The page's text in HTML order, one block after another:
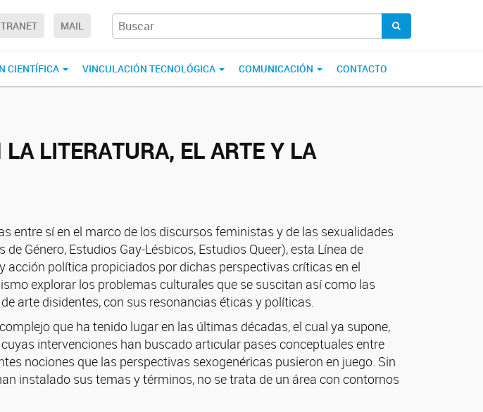
MAIL
CIENTÍFICA VINCULACIÓN TECNOLÓGICA COMUNICACIÓN CONTACTO
LITERATURA, EL ARTE Y LA
entre sí en el marco de los discursos feministas y de las sexualidades
Género, Estudios Gay-Lésbicos, Estudios Queer), esta Línea de
política propiciados por dichas perspectivas críticas en el
explorar los problemas culturales que se suscitan así como las
arte disidentes, con sus resonancias éticas y políticas.
que ha tenido lugar en las últimas décadas, el cual ya supone,
intervenciones han buscado articular pases conceptuales entre
nociones que las perspectivas sexogenéricas pusieron en juego. Sin
instalado sus temas y términos, no se trata de un área con contornos